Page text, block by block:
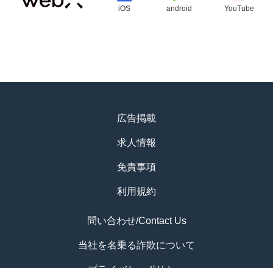
iOS android YouTube
広告掲載
求人情報
免責事項
利用規約
問い合わせ/Contact Us
当社を名乗る詐欺について